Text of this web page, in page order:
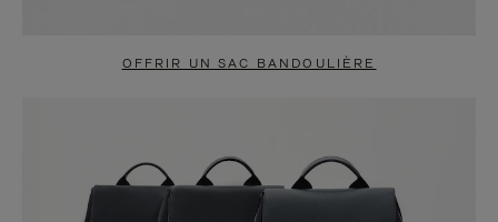
OFFRIR UN SAC BANDOULIÈRE